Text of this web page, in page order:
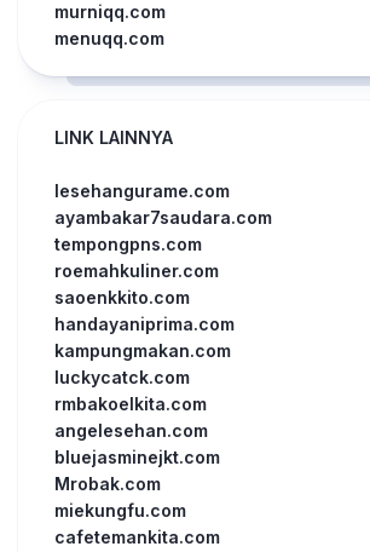
murniqq.com
menuqq.com
LINK LAINNYA
lesehangurame.com
ayambakar7saudara.com
tempongpns.com
roemahkuliner.com
saoenkkito.com
handayaniprima.com
kampungmakan.com
luckycatck.com
rmbakoelkita.com
angelesehan.com
bluejasminejkt.com
Mrobak.com
miekungfu.com
cafetemankita.com